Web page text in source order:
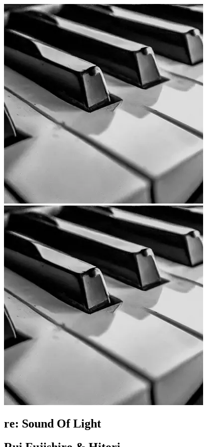
re: Sound Of Light